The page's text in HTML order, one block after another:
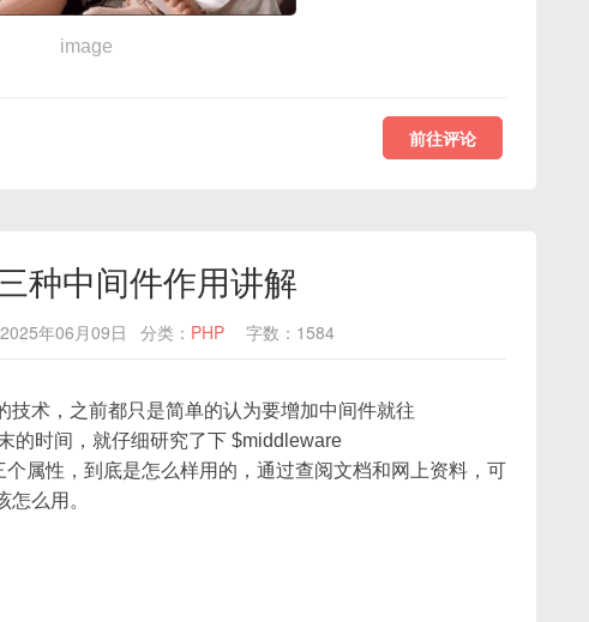
image
前往评论
种中间件作用讲解
年06月09日 分类： PHP 字数：1584
技术，之前都只是简单的认为要增加中间件就往
的时间，就仔细研究了下 $middleware
属性，到底是怎么样用的，通过查阅文档和网上资料，可
么用。